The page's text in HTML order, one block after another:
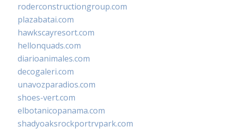
roderconstructiongroup.com
plazabatai.com
hawkscayresort.com
hellonquads.com
diarioanimales.com
decogaleri.com
unavozparadios.com
shoes-vert.com
elbotanicopanama.com
shadyoaksrockportrvpark.com